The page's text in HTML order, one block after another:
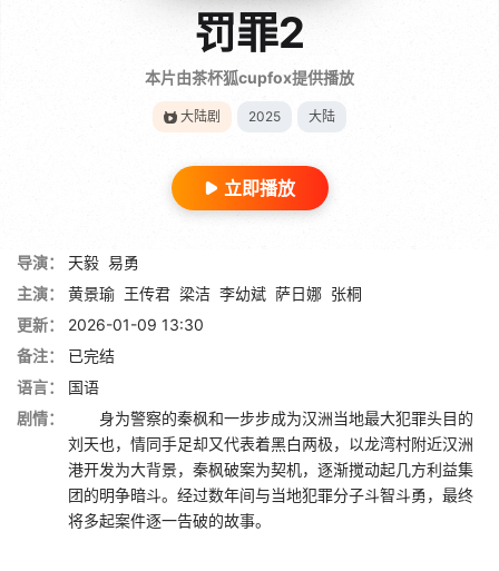
罚罪2
本片由茶杯狐cupfox提供播放
大陆剧 2025 大陆
立即播放
导演： 天毅 易勇
主演：
黄景瑜 王传君 梁洁 李幼斌 萨日娜 张桐
更新：
2026-01-09 13:30
备注：
已完结
语言：
国语
剧情：
身为警察的秦枫和一步步成为汉洲当地最大犯罪头目的
刘天也，情同手足却又代表着黑白两极，以龙湾村附近汉洲
港开发为大背景，秦枫破案为契机，逐渐搅动起几方利益集
团的明争暗斗。经过数年间与当地犯罪分子斗智斗勇，最终
将多起案件逐一告破的故事。